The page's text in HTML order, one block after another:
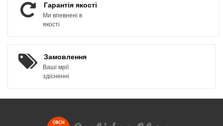
Гарантія якості
Ми впевнені в
якості
Замовлення
Ваші мрії
здісненні